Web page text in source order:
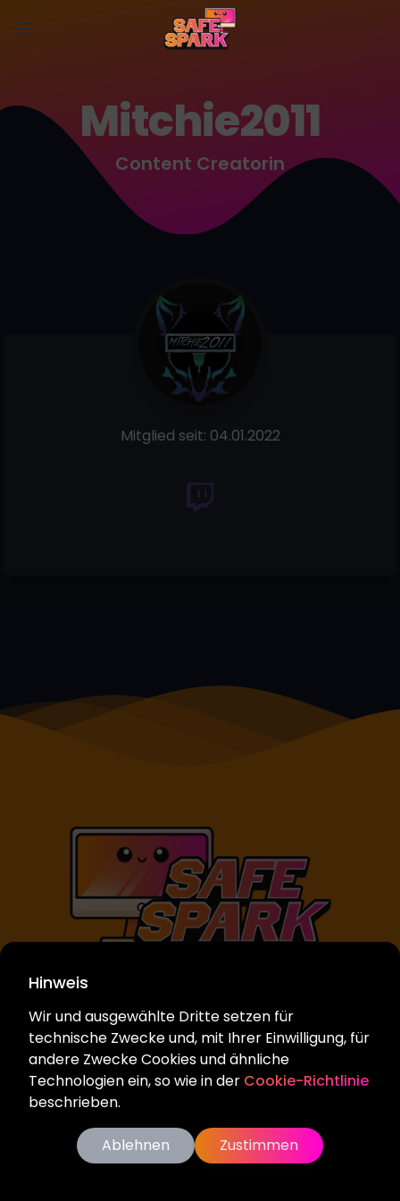
Open main menu
Hinweis
Wir und ausgewählte Dritte setzen für
technische Zwecke und, mit Ihrer Einwilligung, für
andere Zwecke Cookies und ähnliche
Technologien ein, so wie in der Cookie-Richtlinie
beschrieben.
Ablehnen Zustimmen
Mitchie2011
Content Creatorin
Mitglied seit: 04.01.2022
Datenschutz
Bewirb Dich
2026Copyright: Safe Spark Network &
EasyCode